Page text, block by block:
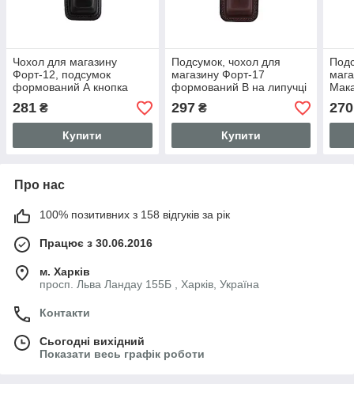
Чохол для магазину
Форт-12, подсумок
формований А кнопка
(шкіра, чорний)
281 ₴
Купити
Подсумок, чохол для
магазину Форт-17
формований B на липучці
(шкіра, коричневий)
297₴
Купити
270
Про нас
100% позитивних з 158 відгуків за рік
Працює з 30.06.2016
м. Харків
просп. Льва Ландау 155Б , Харків, Україна
Контакти
Сьогодні вихідний
Показати весь графік роботи